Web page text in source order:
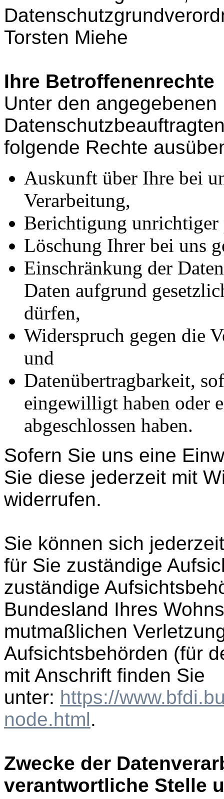
Torsten Miehe
Ihre Betroffenenrechte
Unter den
folgende Rechte
Auskunft über Ihre bei
Verarbeitung,
Berichtigung unrichtiger
Löschung Ihrer bei uns
Einschränkung der
Daten aufgrund
dürfen,
Widerspruch gegen die
und
Datenübertragbarkeit,
eingewilligt haben oder
abgeschlossen haben.
Sofern Sie uns eine
Sie diese jederzeit mit
widerrufen.
Sie können sich
für Sie zuständige
zuständige
Bundesland Ihres
mutmaßlichen
Aufsichtsbehörden (für
mit Anschrift finden Sie
unter: https://
node.html.
Zwecke der
verantwortliche Stelle